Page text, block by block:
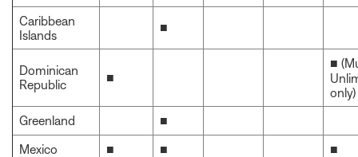
Caribbean
Islands
■
Dominican
Republic
■
■
only)
Greenland
■
Mexico
■ ■
■